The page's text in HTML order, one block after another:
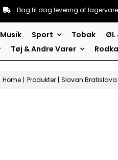
Dag til dag levering af
Musik Sport Tobak
ØL
Tøj & Andre Varer
Home Produkter Slovan Bratislava